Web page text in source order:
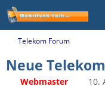
Telekom Forum
Neue
Webmaster 10.